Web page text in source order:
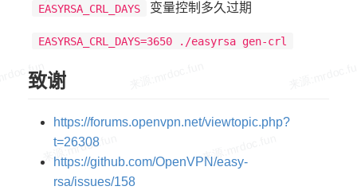
EASYRSA_CRL_DAYS 变量控制多久过期
EASYRSA_CRL_DAYS=3650 ./easyrsa gen-crl
致谢
https://forums.openvpn.net/viewtopic.php?
t=26308
https://github.com/OpenVPN/easy-
rsa/issues/158